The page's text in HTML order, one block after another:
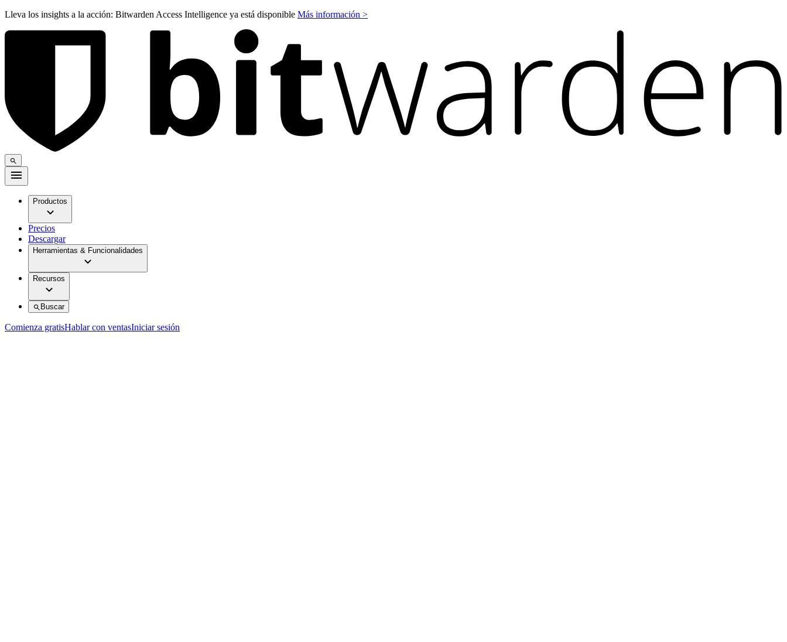
Lleva los insights a la acción: Bitwarden Access Intelligence ya está disponible Más información >
Productos
Precios
Descargar
Herramientas & Funcionalidades
Recursos
Buscar
Comienza gratisHablar con ventasIniciar sesión